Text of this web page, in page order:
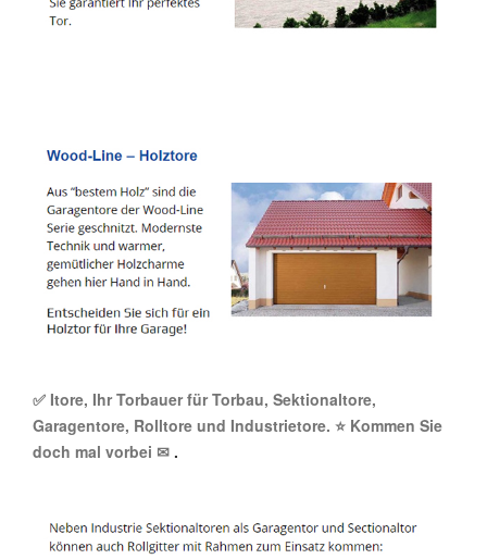
✅ Itore, Ihr Torbauer für Torbau, Sektionaltore,
Garagentore, Rolltore und Industrietore. ⭐ Kommen Sie
doch mal vorbei ✉ .